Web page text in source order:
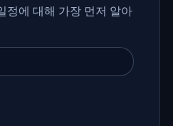
정에 대해 가장 먼저 알아